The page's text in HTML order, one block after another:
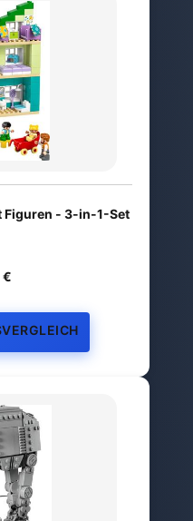
Figuren - 3-in-1-Set
€